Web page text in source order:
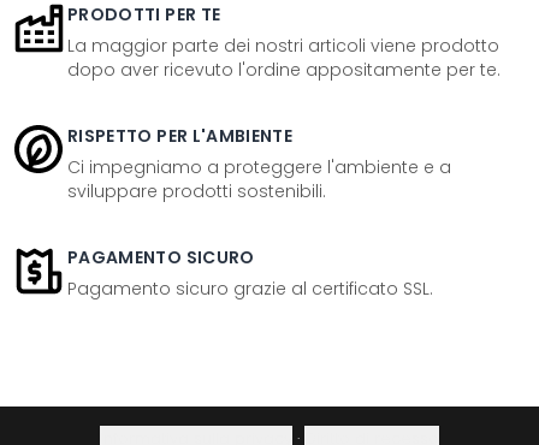
PRODOTTI PER TE
La maggior parte dei nostri articoli viene prodotto
dopo aver ricevuto l'ordine appositamente per te.
RISPETTO PER L'AMBIENTE
Ci impegniamo a proteggere l'ambiente e a
sviluppare prodotti sostenibili.
PAGAMENTO SICURO
Pagamento sicuro grazie al certificato SSL.
·